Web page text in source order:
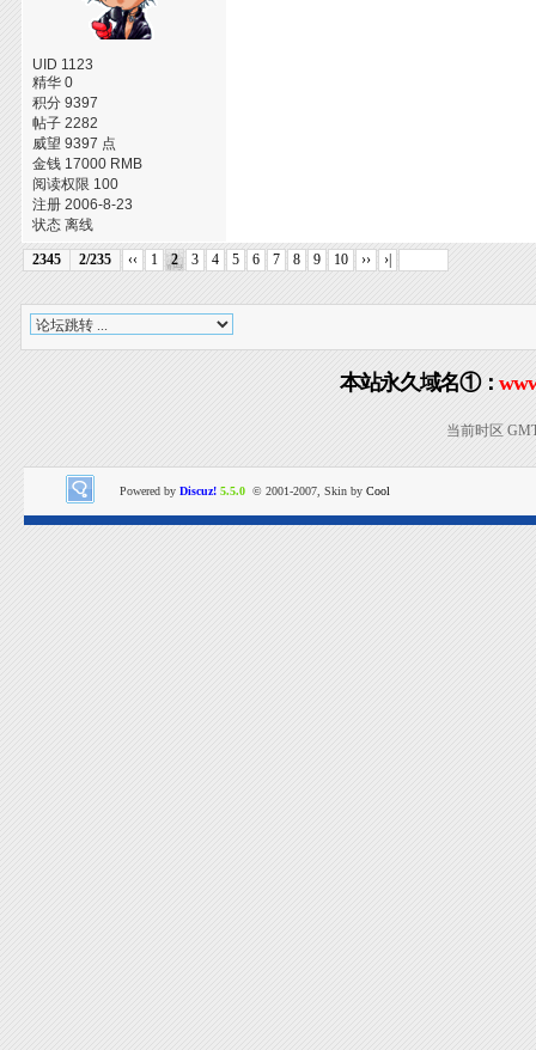
UID 1123
精华 0
积分 9397
帖子 2282
威望 9397 点
金钱 17000 RMB
阅读权限 100
注册 2006-8-23
状态 离线
2345 2/235 ‹‹ 1 2 3 4 5 6 7 8 9 10 ›› ›|
本站永久域名①：
当前时区
Powered by Discuz! 5.5.0 © 2001-2007, Skin by Cool